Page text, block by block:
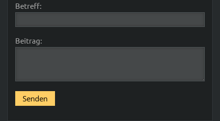
Betreff:
Beitrag: